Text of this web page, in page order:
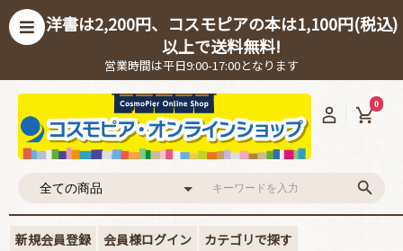
洋書は2,200円、コスモピアの本は1,100円(税込)
以上で送料無料!
営業時間は平日9:00-17:00となります
0
新規会員登録 会員様ログイン
カテゴリで探す